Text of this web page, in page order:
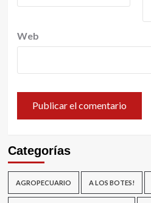
Web
Categorías
AGROPECUARIO A LOS BOTES!